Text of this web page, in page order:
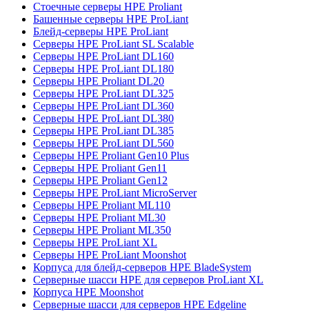
Стоечные серверы HPE Proliant
Башенные серверы HPE ProLiant
Блейд-серверы HPE ProLiant
Серверы HPE ProLiant SL Scalable
Серверы HPE ProLiant DL160
Серверы HPE ProLiant DL180
Серверы HPE Proliant DL20
Серверы HPE ProLiant DL325
Серверы HPE ProLiant DL360
Серверы HPE ProLiant DL380
Серверы HPE ProLiant DL385
Серверы HPE ProLiant DL560
Серверы HPE Proliant Gen10 Plus
Серверы HPE Proliant Gen11
Серверы HPE Proliant Gen12
Серверы HPE ProLiant MicroServer
Серверы HPE Proliant ML110
Серверы HPE Proliant ML30
Серверы HPE Proliant ML350
Серверы HPE ProLiant XL
Серверы HPE ProLiant Moonshot
Корпуса для блейд-серверов HPE BladeSystem
Серверные шасси HPE для серверов ProLiant XL
Корпуса HPE Moonshot
Серверные шасси для серверов HPE Edgeline